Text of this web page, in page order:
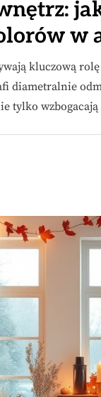
w
kluczową
diametralnie
tylko